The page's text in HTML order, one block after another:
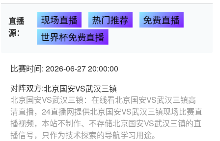
直播
源：
现场直播 热门推荐
免费直播
世界杯免费直播
比赛时间: 2026-06-27 20:00:00
对阵双方:北京国安VS武汉三镇
北京国安VS武汉三镇：在线看北京国安VS武汉三镇高
清直播，24直播网提供北京国安VS武汉三镇现场比赛直
播视频，本站不制作、不存储北京国安VS武汉三镇的直
播信号，只作为技术探索的导航学习用途。